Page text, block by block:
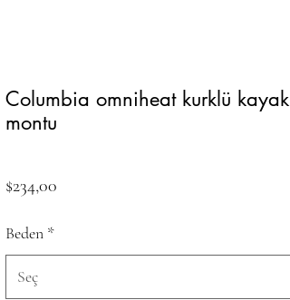
Columbia omniheat kurklü kayak
montu
$234,00
Beden *
Seç